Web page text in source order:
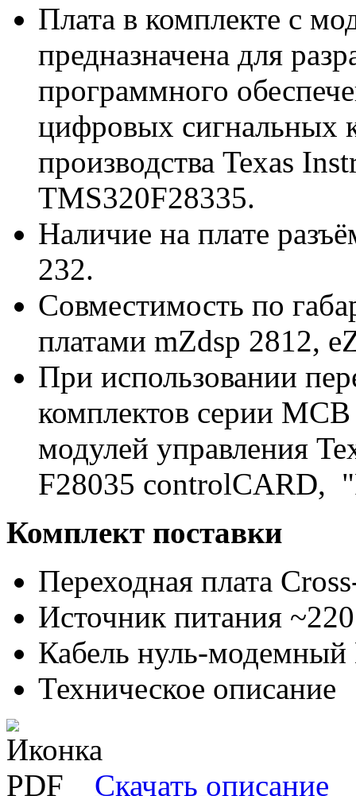
Плата в комплекте с
предназначена для
программного
цифровых сигнальных
производства Texas
TMS320F28335.
Наличие на плате
232.
Совместимость по
платами mZdsp 2812,
При использовании
комплектов серии
модулей управления
F28035 controlCARD,
Комплект поставки
Переходная плата
Источник питания
Кабель нуль-
Техническое описание
Скачать описание